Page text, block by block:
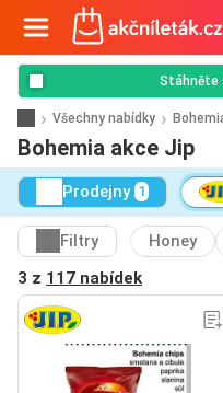
Stáhněte
Všechny nabídky
Bohemia akce Jip
Prodejny 1
Filtry Honey
3 z 117 nabídek